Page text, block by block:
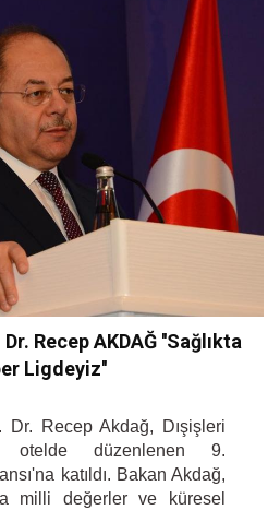
Recep AKDAĞ ''Sağlıkta
Ligdeyiz''
Dr. Recep Akdağ, Dışişleri
otelde düzenlenen 9.
katıldı. Bakan Akdağ,
milli değerler ve küresel